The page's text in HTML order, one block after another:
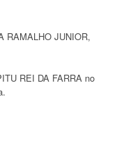
RAMALHO JUNIOR,
REI DA FARRA no